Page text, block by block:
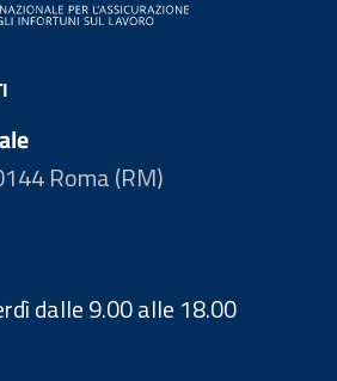
Roma (RM)
dalle 9.00 alle 18.00